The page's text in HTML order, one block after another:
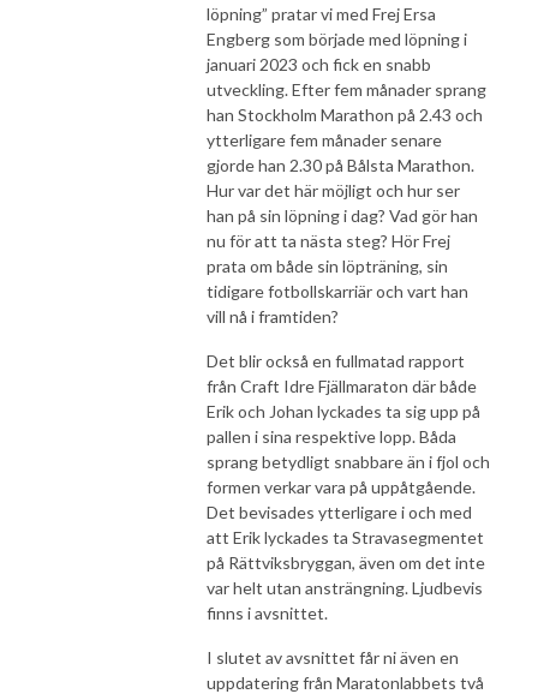
löpning” pratar vi med Frej Ersa
Engberg som började med löpning i
januari 2023 och fick en snabb
utveckling. Efter fem månader sprang
han Stockholm Marathon på 2.43 och
ytterligare fem månader senare
gjorde han 2.30 på Bålsta Marathon.
Hur var det här möjligt och hur ser
han på sin löpning i dag? Vad gör han
nu för att ta nästa steg? Hör Frej
prata om både sin löpträning, sin
tidigare fotbollskarriär och vart han
vill nå i framtiden?
Det blir också en fullmatad rapport
från Craft Idre Fjällmaraton där både
Erik och Johan lyckades ta sig upp på
pallen i sina respektive lopp. Båda
sprang betydligt snabbare än i fjol och
formen verkar vara på uppåtgående.
Det bevisades ytterligare i och med
att Erik lyckades ta Stravasegmentet
på Rättviksbryggan, även om det inte
var helt utan ansträngning. Ljudbevis
finns i avsnittet.
I slutet av avsnittet får ni även en
uppdatering från Maratonlabbets två